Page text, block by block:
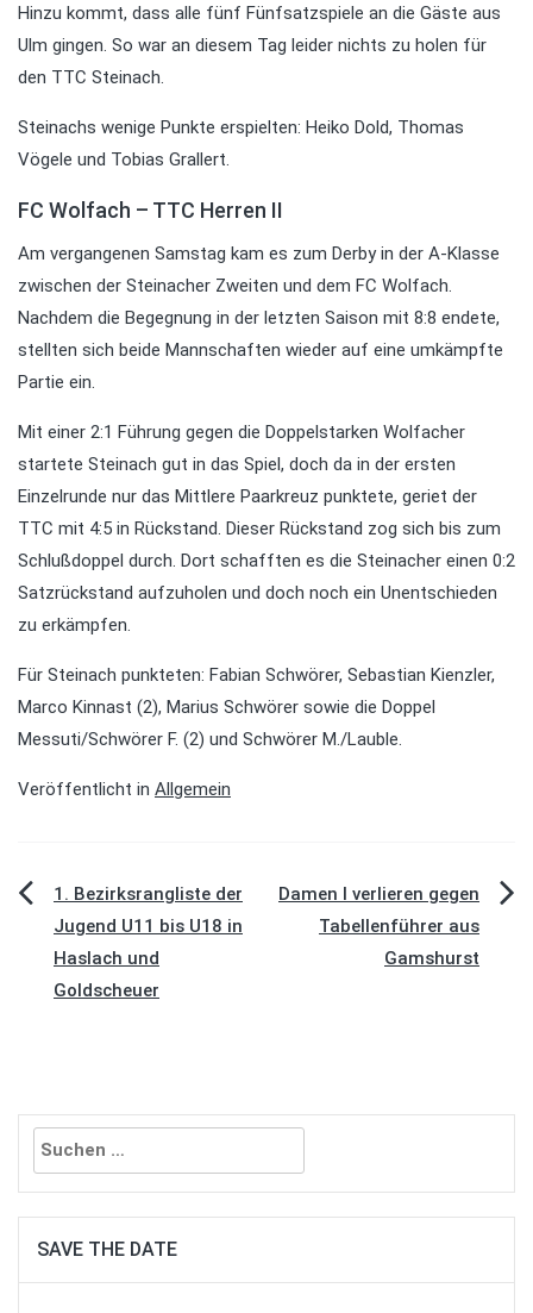
Hinzu kommt, dass alle fünf Fünfsatzspiele an die Gäste aus
Ulm gingen. So war an diesem Tag leider nichts zu holen für
den TTC Steinach.
Steinachs wenige Punkte erspielten: Heiko Dold, Thomas
Vögele und Tobias Grallert.
FC Wolfach – TTC Herren II
Am vergangenen Samstag kam es zum Derby in der A-Klasse
zwischen der Steinacher Zweiten und dem FC Wolfach.
Nachdem die Begegnung in der letzten Saison mit 8:8 endete,
stellten sich beide Mannschaften wieder auf eine umkämpfte
Partie ein.
Mit einer 2:1 Führung gegen die Doppelstarken Wolfacher
startete Steinach gut in das Spiel, doch da in der ersten
Einzelrunde nur das Mittlere Paarkreuz punktete, geriet der
TTC mit 4:5 in Rückstand. Dieser Rückstand zog sich bis zum
Schlußdoppel durch. Dort schafften es die Steinacher einen 0:2
Satzrückstand aufzuholen und doch noch ein Unentschieden
zu erkämpfen.
Für Steinach punkteten: Fabian Schwörer, Sebastian Kienzler,
Marco Kinnast (2), Marius Schwörer sowie die Doppel
Messuti/Schwörer F. (2) und Schwörer M./Lauble.
Veröffentlicht in Allgemein
Beitragsnavigation
1. Bezirksrangliste der
Jugend U11 bis U18 in
Haslach und
Goldscheuer
Damen I verlieren gegen
Tabellenführer aus
Gamshurst
Suchen
nach:
SAVE THE DATE